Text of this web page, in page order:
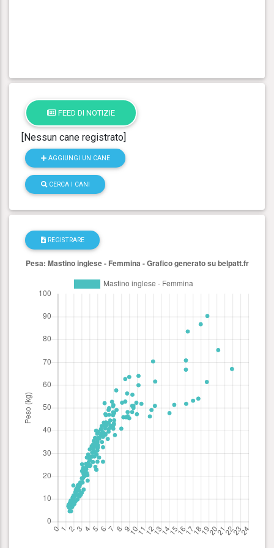
FEED DI NOTIZIE
[Nessun cane registrato]
AGGIUNGI UN CANE
CERCA I CANI
REGISTRARE